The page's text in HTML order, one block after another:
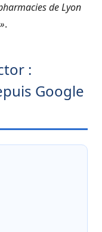
de Lyon
.
:
Google